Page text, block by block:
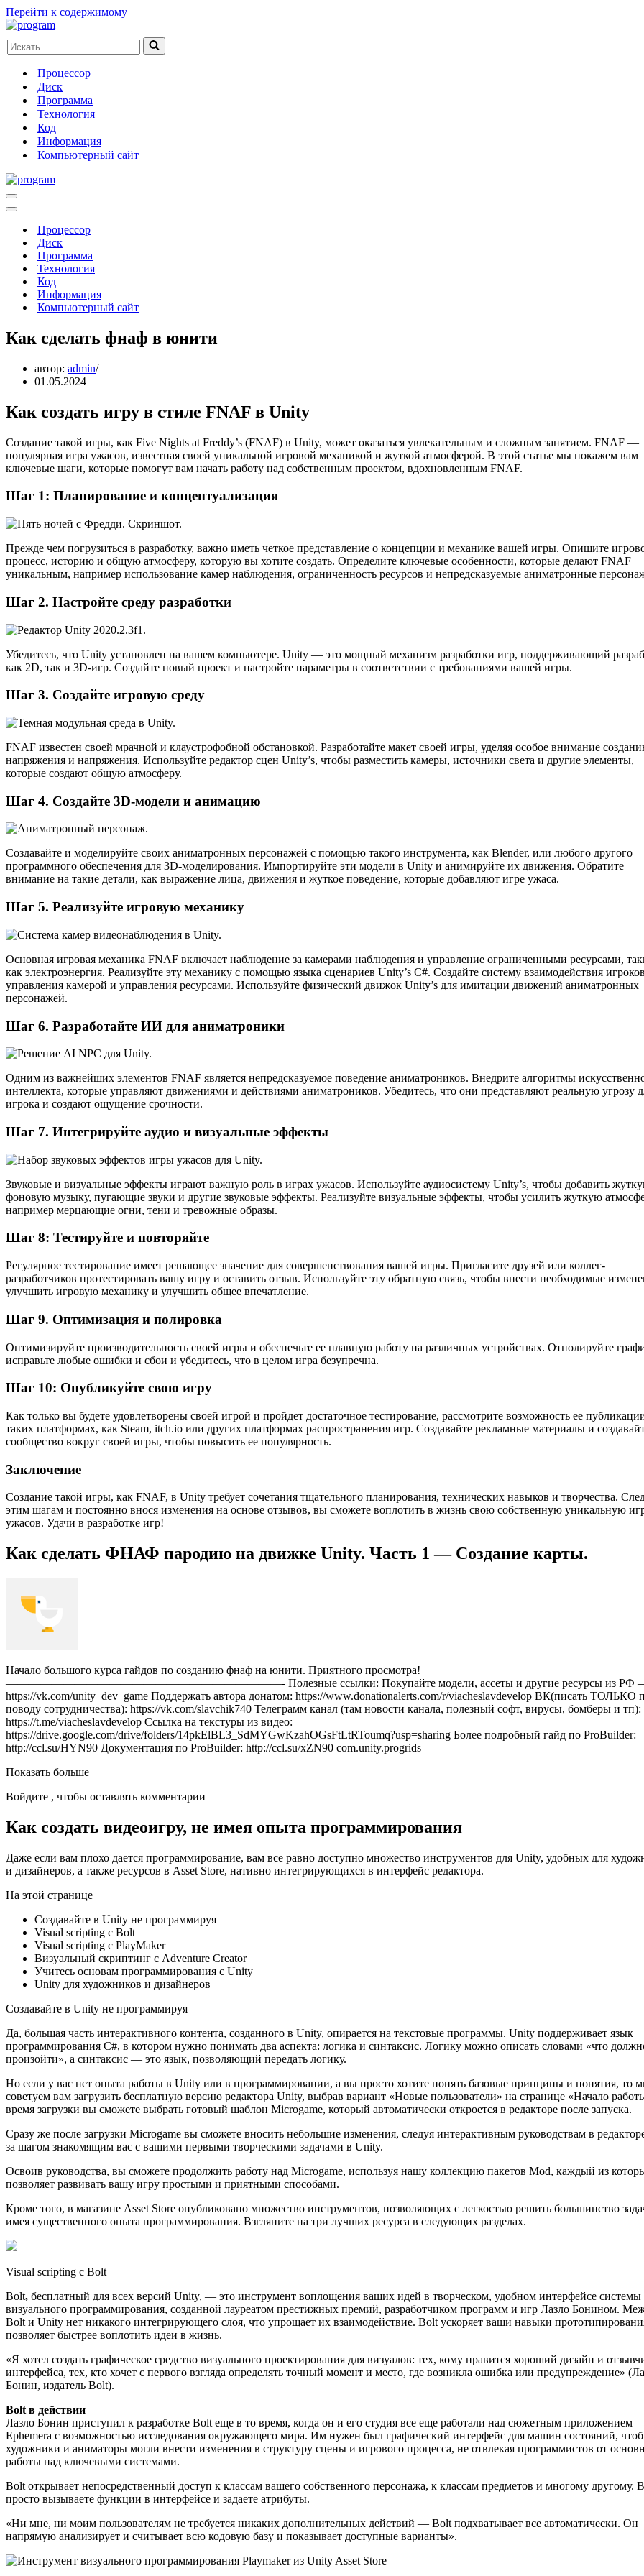
Перейти к содержимому
Искать...
Процессор
Диск
Программа
Технология
Код
Информация
Компьютерный сайт
Меню
навигации
Меню
навигацииПроцессор
Диск
Программа
Технология
Код
Информация
Компьютерный сайт
Как сделать фнаф в юнити
автор: admin
01.05.2024
Как создать игру в стиле FNAF в Unity
Создание такой игры, как Five Nights at Freddy’s (FNAF) в Unity, может оказаться увлекательным и сложным занятием. FNAF —
популярная игра ужасов, известная своей уникальной игровой механикой и жуткой атмосферой. В этой статье мы покажем вам
ключевые шаги, которые помогут вам начать работу над собственным проектом, вдохновленным FNAF.
Шаг 1: Планирование и концептуализация
Прежде чем погрузиться в разработку, важно иметь четкое представление о концепции и механике вашей игры. Опишите
процесс, историю и общую атмосферу, которую вы хотите создать. Определите ключевые особенности, которые делают FNAF
уникальным, например использование камер наблюдения, ограниченность ресурсов и непредсказуемые аниматронные
Шаг 2. Настройте среду разработки
Убедитесь, что Unity установлен на вашем компьютере. Unity — это мощный механизм разработки игр, поддерживающий
как 2D, так и 3D-игр. Создайте новый проект и настройте параметры в соответствии с требованиями вашей игры.
Шаг 3. Создайте игровую среду
FNAF известен своей мрачной и клаустрофобной обстановкой. Разработайте макет своей игры, уделяя особое внимание
напряжения и напряжения. Используйте редактор сцен Unity’s, чтобы разместить камеры, источники света и другие элементы,
которые создают общую атмосферу.
Шаг 4. Создайте 3D-модели и анимацию
Создавайте и моделируйте своих аниматронных персонажей с помощью такого инструмента, как Blender, или любого другого
программного обеспечения для 3D-моделирования. Импортируйте эти модели в Unity и анимируйте их движения. Обратите
внимание на такие детали, как выражение лица, движения и жуткое поведение, которые добавляют игре ужаса.
Шаг 5. Реализуйте игровую механику
Основная игровая механика FNAF включает наблюдение за камерами наблюдения и управление ограниченными ресурсами,
как электроэнергия. Реализуйте эту механику с помощью языка сценариев Unity’s C#. Создайте систему взаимодействия
управления камерой и управления ресурсами. Используйте физический движок Unity’s для имитации движений аниматронных
персонажей.
Шаг 6. Разработайте ИИ для аниматроники
Одним из важнейших элементов FNAF является непредсказуемое поведение аниматроников. Внедрите алгоритмы
интеллекта, которые управляют движениями и действиями аниматроников. Убедитесь, что они представляют реальную угрозу
игрока и создают ощущение срочности.
Шаг 7. Интегрируйте аудио и визуальные эффекты
Звуковые и визуальные эффекты играют важную роль в играх ужасов. Используйте аудиосистему Unity’s, чтобы добавить
фоновую музыку, пугающие звуки и другие звуковые эффекты. Реализуйте визуальные эффекты, чтобы усилить жуткую
например мерцающие огни, тени и тревожные образы.
Шаг 8: Тестируйте и повторяйте
Регулярное тестирование имеет решающее значение для совершенствования вашей игры. Пригласите друзей или коллег-
разработчиков протестировать вашу игру и оставить отзыв. Используйте эту обратную связь, чтобы внести необходимые
улучшить игровую механику и улучшить общее впечатление.
Шаг 9. Оптимизация и полировка
Оптимизируйте производительность своей игры и обеспечьте ее плавную работу на различных устройствах. Отполируйте
исправьте любые ошибки и сбои и убедитесь, что в целом игра безупречна.
Шаг 10: Опубликуйте свою игру
Как только вы будете удовлетворены своей игрой и пройдет достаточное тестирование, рассмотрите возможность ее
таких платформах, как Steam, itch.io или других платформах распространения игр. Создавайте рекламные материалы и
сообщество вокруг своей игры, чтобы повысить ее популярность.
Заключение
Создание такой игры, как FNAF, в Unity требует сочетания тщательного планирования, технических навыков и творчества.
этим шагам и постоянно внося изменения на основе отзывов, вы сможете воплотить в жизнь свою собственную уникальную
ужасов. Удачи в разработке игр!
Как сделать ФНАФ пародию на движке Unity. Часть 1 — Создание карты.
Начало большого курса гайдов по созданию фнаф на юнити. Приятного просмотра!
————————————————————————- Полезные ссылки: Покупайте модели, ассеты и другие ресурсы из РФ
https://vk.com/unity_dev_game Поддержать автора донатом: https://www.donationalerts.com/r/viacheslavdevelop ВК(писать ТОЛЬКО
поводу сотрудничества): https://vk.com/slavchik740 Телеграмм канал (там новости канала, полезный софт, вирусы, бомберы и тп):
https://t.me/viacheslavdevelop Ссылка на текстуры из видео:
https://drive.google.com/drive/folders/14pkElBL3_SdMYGwKzahOGsFtLtRToumq?usp=sharing Более подробный гайд по ProBuilder:
http://ccl.su/HYN90 Документация по ProBuilder: http://ccl.su/xZN90 com.unity.progrids
Показать больше
Войдите , чтобы оставлять комментарии
Как создать видеоигру, не имея опыта программирования
Даже если вам плохо дается программирование, вам все равно доступно множество инструментов для Unity, удобных для
и дизайнеров, а также ресурсов в Asset Store, нативно интегрирующихся в интерфейс редактора.
На этой странице
Создавайте в Unity не программируя
Visual scripting с Bolt
Visual scripting с PlayMaker
Визуальный скриптинг с Adventure Creator
Учитесь основам программирования с Unity
Unity для художников и дизайнеров
Создавайте в Unity не программируя
Да, большая часть интерактивного контента, созданного в Unity, опирается на текстовые программы. Unity поддерживает язык
программирования C#, в котором нужно понимать два аспекта: логика и синтаксис. Логику можно описать словами «что
произойти», а синтаксис — это язык, позволяющий передать логику.
Но если у вас нет опыта работы в Unity или в программировании, а вы просто хотите понять базовые принципы и понятия, то
советуем вам загрузить бесплатную версию редактора Unity, выбрав вариант «Новые пользователи» на странице «Начало
время загрузки вы сможете выбрать готовый шаблон Microgame, который автоматически откроется в редакторе после запуска.
Сразу же после загрузки Microgame вы сможете вносить небольшие изменения, следуя интерактивным руководствам в
за шагом знакомящим вас с вашими первыми творческими задачами в Unity.
Освоив руководства, вы сможете продолжить работу над Microgame, используя нашу коллекцию пакетов Mod, каждый из
позволяет развивать вашу игру простыми и приятными способами.
Кроме того, в магазине Asset Store опубликовано множество инструментов, позволяющих с легкостью решить большинство
имея существенного опыта программирования. Взгляните на три лучших ресурса в следующих разделах.
Visual scripting с Bolt
Bolt, бесплатный для всех версий Unity, — это инструмент воплощения ваших идей в творческом, удобном интерфейсе системы
визуального программирования, созданной лауреатом престижных премий, разработчиком программ и игр Лазло Бонином.
Bolt и Unity нет никакого интегрирующего слоя, что упрощает их взаимодействие. Bolt ускоряет ваши навыки
позволяет быстрее воплотить идеи в жизнь.
«Я хотел создать графическое средство визуального проектирования для визуалов: тех, кому нравится хороший дизайн и
интерфейса, тех, кто хочет с первого взгляда определять точный момент и место, где возникла ошибка или предупреждение»
Бонин, издатель Bolt).
Bolt в действии
Лазло Бонин приступил к разработке Bolt еще в то время, когда он и его студия все еще работали над сюжетным приложением
Ephemera с возможностью исследования окружающего мира. Им нужен был графический интерфейс для машин состояний,
художники и аниматоры могли внести изменения в структуру сцены и игрового процесса, не отвлекая программистов от
работы над ключевыми системами.
Bolt открывает непосредственный доступ к классам вашего собственного персонажа, к классам предметов и многому другому.
просто вызываете функции в интерфейсе и задаете атрибуты.
«Ни мне, ни моим пользователям не требуется никаких дополнительных действий — Bolt подхватывает все автоматически. Он
напрямую анализирует и считывает всю кодовую базу и показывает доступные варианты».